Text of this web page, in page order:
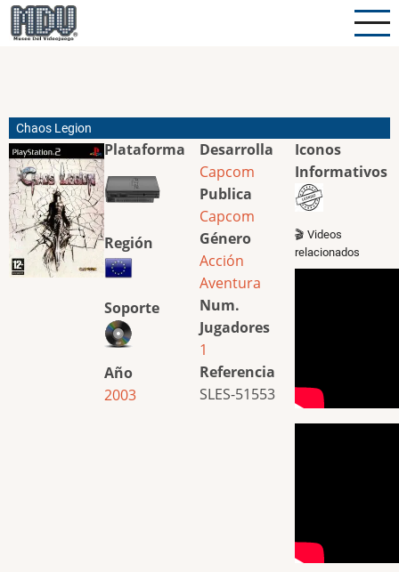
Pasar
al
Chaos Legion
Plataforma
Región
Soporte
Año
2003
Desarrolla
Capcom
Publica
Capcom
Género
Acción
Aventura
Num.
Jugadores
1
Referencia
SLES-51553
Iconos
Informativos
🎬 Videos
relacionados